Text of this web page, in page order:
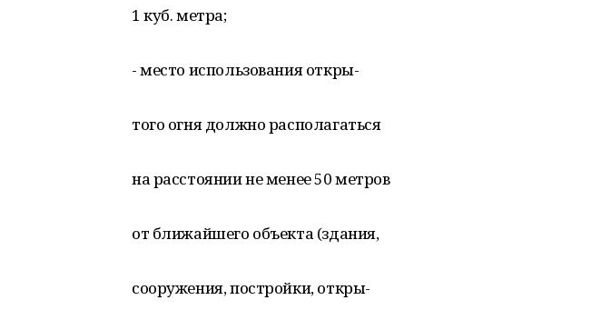
1 куб. метра;
- место использования откры-
того огня должно располагаться
на расстоянии не менее 50 метров
от ближайшего объекта (здания,
сооружения, постройки, откры-